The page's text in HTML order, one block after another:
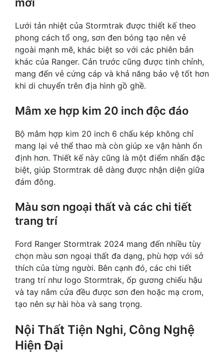
Lưới tản nhiệt của Stormtrak được thiết kế theo
phong cách tổ ong, sơn đen bóng tạo nên vẻ
ngoài mạnh mẽ, khác biệt so với các phiên bản
khác của Ranger. Cản trước cũng được tinh chỉnh,
mang đến vẻ cứng cáp và khả năng bảo vệ tốt hơn
khi di chuyển trên địa hình gồ ghề.
Mâm xe hợp kim 20 inch độc đáo
Bộ mâm hợp kim 20 inch 6 chấu kép không chỉ
mang lại vẻ thể thao mà còn giúp xe vận hành ổn
định hơn. Thiết kế này cũng là một điểm nhấn đặc
biệt, giúp Stormtrak dễ dàng được nhận diện giữa
đám đông.
Màu sơn ngoại thất và các chi tiết
trang trí
Ford Ranger Stormtrak 2024 mang đến nhiều tùy
chọn màu sơn ngoại thất đa dạng, phù hợp với sở
thích của từng người. Bên cạnh đó, các chi tiết
trang trí như logo Stormtrak, ốp gương chiếu hậu
và tay nắm cửa đều được sơn đen hoặc mạ crom,
tạo nên sự hài hòa và sang trọng.
Nội Thất Tiện Nghi, Công Nghệ
Hiện Đại